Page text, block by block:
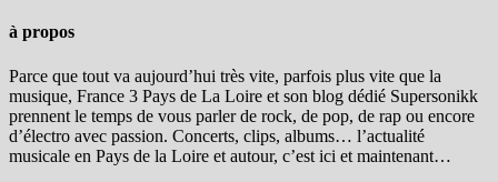
à propos
Parce que tout va aujourd’hui très vite, parfois plus vite que la
musique, France 3 Pays de La Loire et son blog dédié Supersonikk
prennent le temps de vous parler de rock, de pop, de rap ou encore
d’électro avec passion. Concerts, clips, albums… l’actualité
musicale en Pays de la Loire et autour, c’est ici et maintenant…